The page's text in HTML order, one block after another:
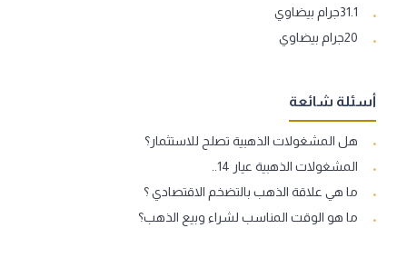
31.1جرام بيضاوي
20جرام بيضاوي
أسئلة شائعة
هل المشغولات الذهبية تصلح للاستثمار؟
المشغولات الذهبية عيار 14..
ما هي علاقة الذهب بالتضخم الاقتصادي ؟
ما هو الوقت المناسب لشراء وبيع الذهب؟